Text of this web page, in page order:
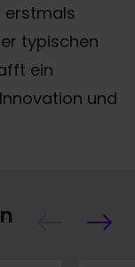
erstmals
typischen
ein
und